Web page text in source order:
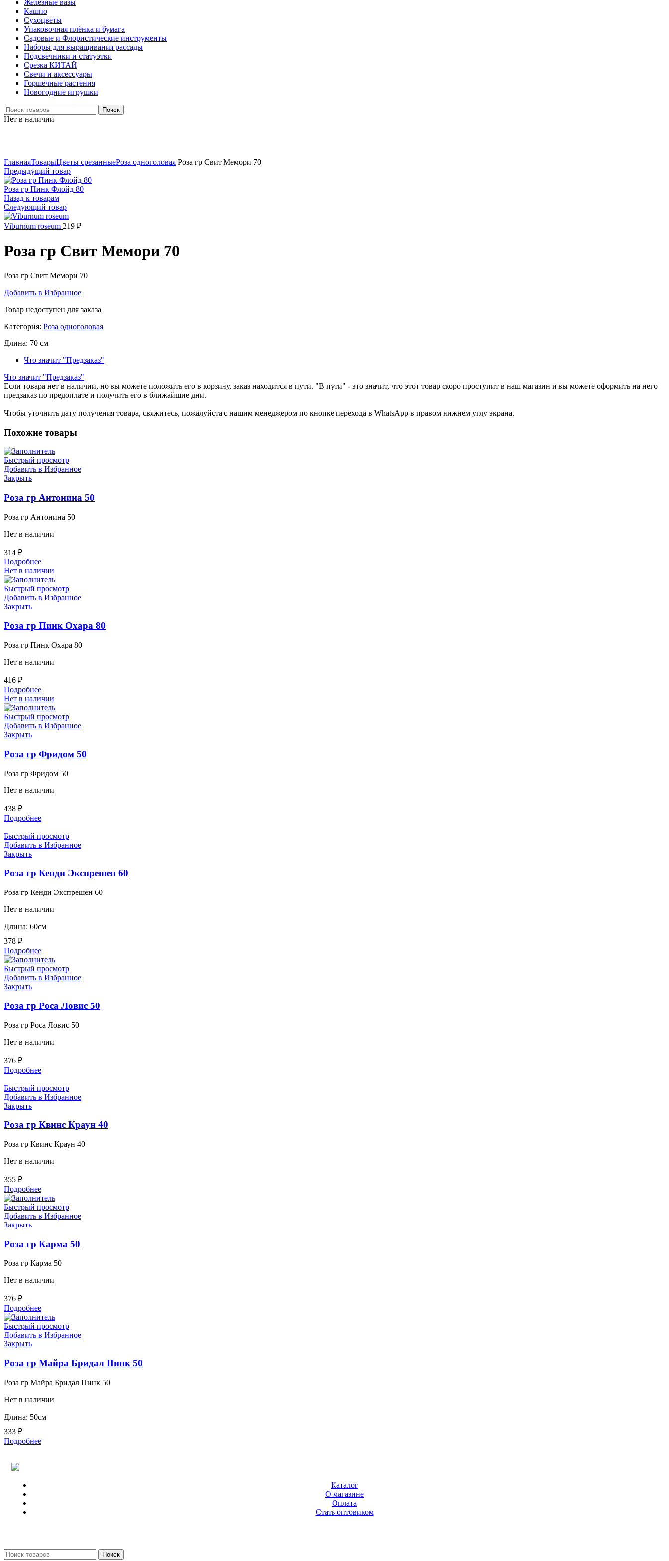
Железные вазы
Кашпо
Сухоцветы
Упаковочная плёнка и бумага
Садовые и Флористические инструменты
Наборы для выращивания рассады
Подсвечники и статуэтки
Срезка КИТАЙ
Свечи и аксессуары
Горшечные растения
Новогодние игрушки
Поиск
Нет в наличии
ГлавнаяТоварыЦветы срезанныеРоза одноголовая Роза гр Свит Мемори 70
Предыдущий товар
Роза гр Пинк Флойд 80
Назад к товарам
Следующий товар
Viburnum roseum 219 ₽
Роза гр Свит Мемори 70
Роза гр Свит Мемори 70
Добавить в Избранное
Товар недоступен для заказа
Категория: Роза одноголовая
Длина: 70 см
Что значит "Предзаказ"
Что значит "Предзаказ"
Если товара нет в наличии, но вы можете положить его в корзину, заказ находится в пути. "В пути" - это значит, что этот товар скоро проступит в наш магазин и вы можете оформить на него
предзаказ по предоплате и получить его в ближайшие дни.
Чтобы уточнить дату получения товара, свяжитесь, пожалуйста с нашим менеджером по кнопке перехода в WhatsApp в правом нижнем углу экрана.
Похожие товары
Быстрый просмотр
Добавить в Избранное
Закрыть
Роза гр Антонина 50
Роза гр Антонина 50
Нет в наличии
314 ₽
Подробнее
Нет в наличии
Быстрый просмотр
Добавить в Избранное
Закрыть
Роза гр Пинк Охара 80
Роза гр Пинк Охара 80
Нет в наличии
416 ₽
Подробнее
Нет в наличии
Быстрый просмотр
Добавить в Избранное
Закрыть
Роза гр Фридом 50
Роза гр Фридом 50
Нет в наличии
438 ₽
Подробнее
Быстрый просмотр
Добавить в Избранное
Закрыть
Роза гр Кенди Экспрешен 60
Роза гр Кенди Экспрешен 60
Нет в наличии
Длина: 60см
378 ₽
Подробнее
Быстрый просмотр
Добавить в Избранное
Закрыть
Роза гр Роса Ловис 50
Роза гр Роса Ловис 50
Нет в наличии
376 ₽
Подробнее
Быстрый просмотр
Добавить в Избранное
Закрыть
Роза гр Квинс Краун 40
Роза гр Квинс Краун 40
Нет в наличии
355 ₽
Подробнее
Быстрый просмотр
Добавить в Избранное
Закрыть
Роза гр Карма 50
Роза гр Карма 50
Нет в наличии
376 ₽
Подробнее
Быстрый просмотр
Добавить в Избранное
Закрыть
Роза гр Майра Бридал Пинк 50
Роза гр Майра Бридал Пинк 50
Нет в наличии
Длина: 50см
333 ₽
Подробнее
Каталог
О магазине
Оплата
Стать оптовиком
Поиск